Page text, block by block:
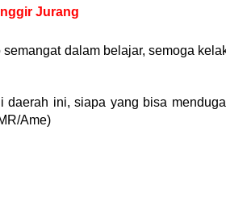
Jurang
dalam belajar, semoga
daerah ini, siapa yang bisa
Ame)